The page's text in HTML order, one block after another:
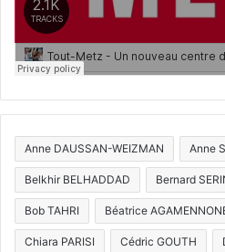
Anne DAUSSAN-WEIZMAN Anne
Belkhir BELHADDAD Bernard
Bob TAHRI Béatrice
Chiara PARISI Cédric GOUTH